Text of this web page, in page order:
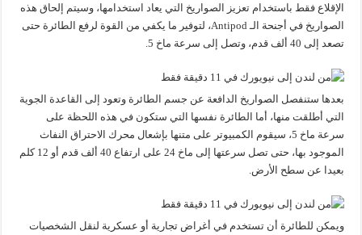
الإقلاع فقط باستخدام تعزيز الصواريخ التي يعاد استخدامها، وسيتم إلحاق هذه
الصواريخ في أجنحة الـ Antipod، لتوفير ما يكفي من القوة لرفع الطائرة حتى
تصعد إلى 40 ألف قدم، وتصل إلى سرعة ماخ 5.
بعدها ستنفصل الصواريخ الدافعة عن جسم الطائرة وتعود إلى القاعدة الجوية
التي أطلقت منها، أما الطائرة نفسها التي ستكون في هذه اللحظة على
سرعة ماخ 5، سيقوم الكمبيوتر على متنها بإشعال محرك الاحتراق النفاث
الموجود بها، حتى تصل سرعتها إلى ماخ 24 على ارتفاع 40 ألف قدم أو 12 كلم
بعيدا عن سطح الأرض.
ويمكن للطائرة أن تستخدم في أغراض تجارية أو عسكرية لنقل الشخصيات